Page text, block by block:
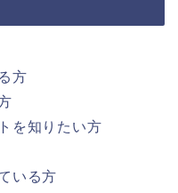
方
を知りたい方
いる方